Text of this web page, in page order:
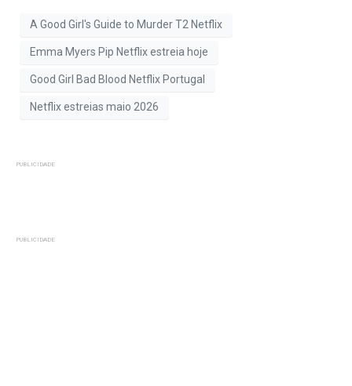
A Good Girl's Guide to Murder T2 Netflix
Emma Myers Pip Netflix estreia hoje
Good Girl Bad Blood Netflix Portugal
Netflix estreias maio 2026
PUBLICIDADE
PUBLICIDADE